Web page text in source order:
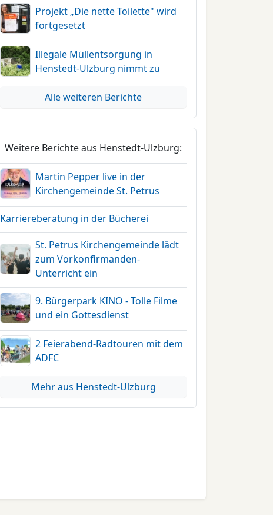
Projekt „Die nette Toilette" wird
fortgesetzt
Illegale Müllentsorgung in
Henstedt-Ulzburg nimmt zu
Alle weiteren Berichte
Weitere Berichte aus Henstedt-Ulzburg:
Martin Pepper live in der
Kirchengemeinde St. Petrus
Karriereberatung in der Bücherei
St. Petrus Kirchengemeinde lädt
zum Vorkonfirmanden-
Unterricht ein
9. Bürgerpark KINO - Tolle Filme
und ein Gottesdienst
2 Feierabend-Radtouren mit dem
ADFC
Mehr aus Henstedt-Ulzburg